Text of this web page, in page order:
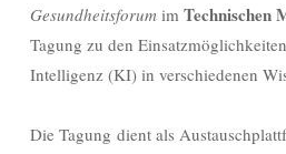
Gesundheitsforum im Technischen
Tagung zu den
Intelligenz (KI) in verschiedenen
Die Tagung dient als